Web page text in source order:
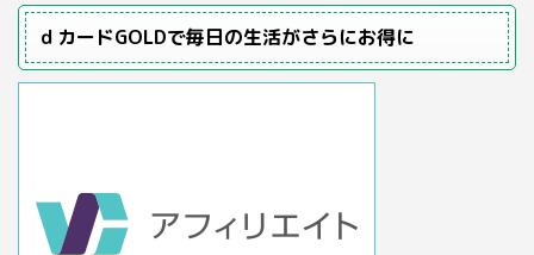
ｄカードGOLDで毎日の生活がさらにお得に